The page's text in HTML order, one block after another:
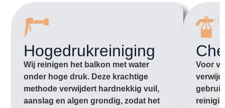
Hogedrukreiniging
Wij reinigen het balkon met water
onder hoge druk. Deze krachtige
methode verwijdert hardnekkig vuil,
aanslag en algen grondig, zodat het
Voor